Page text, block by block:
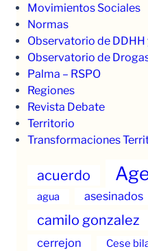
Movimientos Sociales
Normas
Observatorio de
Observatorio de
Palma – RSPO
Regiones
Revista Debate
Territorio
Transformaciones
acuerdo
agua asesinados
camilo gonzalez
cerrejon Cese